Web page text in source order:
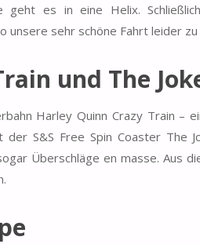
geht es in eine Helix.
unsere sehr schöne Fahrt leider
und The
Harley Quinn Crazy Train –
S&S Free Spin Coaster The
Überschläge en masse. Aus